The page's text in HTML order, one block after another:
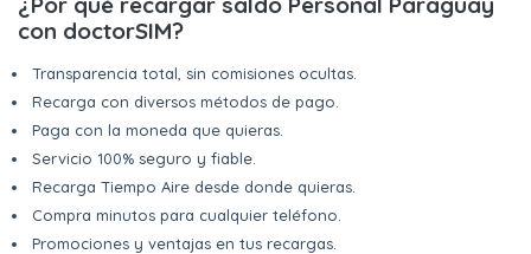
con doctorSIM?
Transparencia total, sin comisiones ocultas.
Recarga con diversos métodos de pago.
Paga con la moneda que quieras.
Servicio 100% seguro y fiable.
Recarga Tiempo Aire desde donde quieras.
Compra minutos para cualquier teléfono.
Promociones y ventajas en tus recargas.